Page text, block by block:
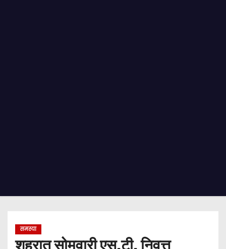
समस्या
शहरात सोमवारी एस.टी. निवृत्त